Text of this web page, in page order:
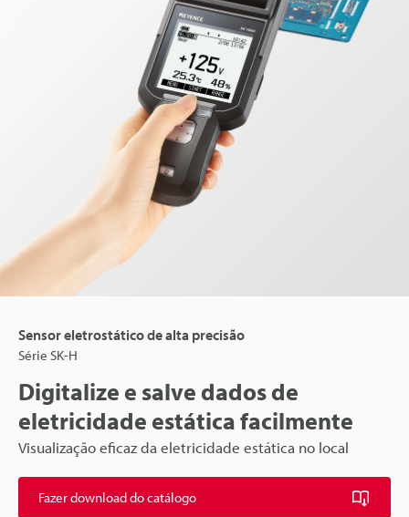
Sensor eletrostático de alta precisão
Série SK-H
Digitalize e salve dados de
eletricidade estática facilmente
Visualização eficaz da eletricidade estática no local
Fazer download do catálogo